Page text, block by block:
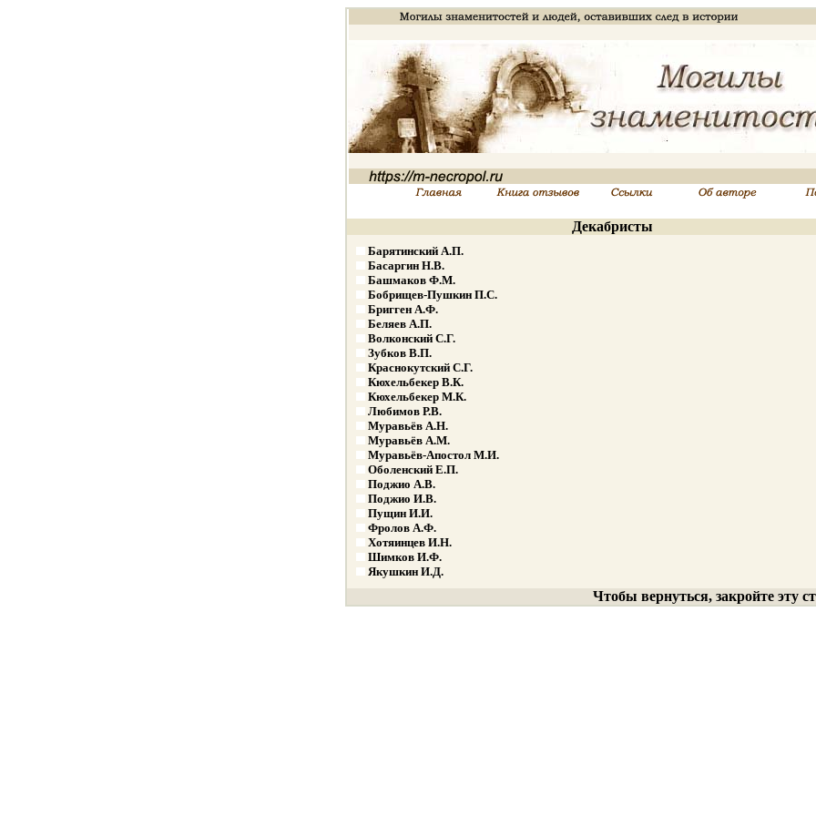
Декабристы
Барятинский А.П.
Басаргин Н.В.
Башмаков Ф.М.
Бобрищев-Пушкин П.С.
Бригген А.Ф.
Беляев А.П.
Волконский С.Г.
Зубков В.П.
Краснокутский С.Г.
Кюхельбекер В.К.
Кюхельбекер М.К.
Любимов Р.В.
Муравьёв А.Н.
Муравьёв А.М.
Муравьёв-Апостол М.И.
Оболенский Е.П.
Поджио А.В.
Поджио И.В.
Пущин И.И.
Фролов А.Ф.
Хотяинцев И.Н.
Шимков И.Ф.
Якушкин И.Д.
Чтобы вернуться, закройте эту